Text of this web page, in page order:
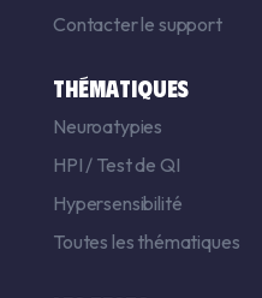
Contacter le support
THÉMATIQUES
Neuroatypies
HPI / Test de QI
Hypersensibilité
Toutes les thématiques